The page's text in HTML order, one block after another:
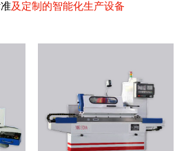
及定制的智能化生产设备